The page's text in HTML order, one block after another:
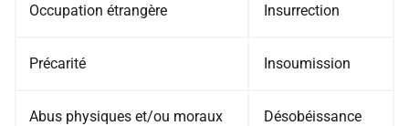
Occupation étrangère Insurrection
Précarité Insoumission
Abus physiques et/ou moraux Désobéissance